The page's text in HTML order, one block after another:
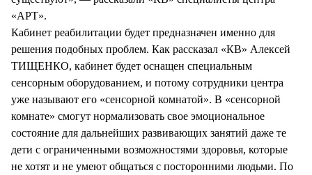
«АРТ».
Кабинет реабилитации будет предназначен именно для
решения подобных проблем. Как рассказал «КВ» Алексей
ТИЩЕНКО, кабинет будет оснащен специальным
сенсорным оборудованием, и потому сотрудники центра
уже называют его «сенсорной комнатой». В «сенсорной
комнате» смогут нормализовать свое эмоциональное
состояние для дальнейших развивающих занятий даже те
дети с ограниченными возможностями здоровья, которые
не хотят и не умеют общаться с посторонними людьми. По